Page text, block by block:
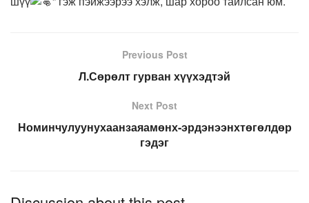
Previous Post
Л.Сөрөлт гурван хүүхэдтэй
Next Post
Номинчулуунухаанзаяамөнх-эрдэнээнхтөгөлдөр
гэдэг